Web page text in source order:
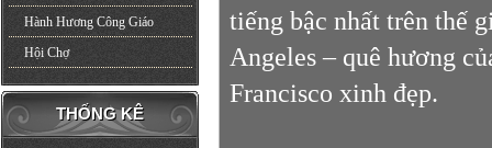
Hành Hương Công Giáo
Hội Chợ
THỐNG KÊ
tiếng bậc nhất trên thế
Angeles – quê hương
Francisco xinh đẹp.